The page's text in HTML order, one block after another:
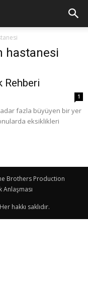
hastanesi
Rehberi
1
fazla büyüyen bir yer
eksiklikleri
Brothers Production
Anlaşması
hakkı saklıdır.